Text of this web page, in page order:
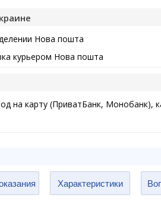
Нова пошта
курьером Нова пошта
на карту (ПриватБанк, Монобанк),
Характеристики